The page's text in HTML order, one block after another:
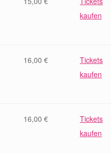
kaufen
16,00 €
Tickets
kaufen
16,00 €
Tickets
kaufen